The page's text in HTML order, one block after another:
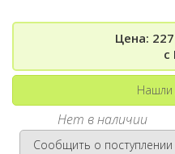
Цена:
с
Нашли
Нет в наличии
Сообщить о поступлении